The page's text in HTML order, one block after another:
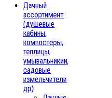
Дачный
ассортимент
(душевые
кабины,
компостеры,
теплицы,
умывальникии,
садовые
измельчители
др)